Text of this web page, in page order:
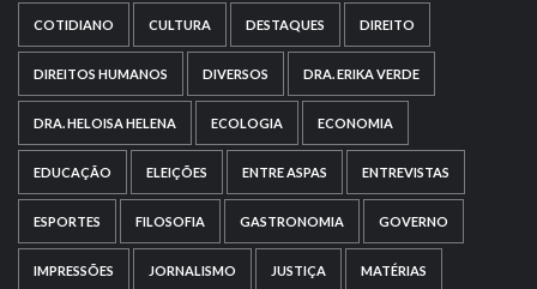
COTIDIANO CULTURA DESTAQUES DIREITO
DIREITOS HUMANOS DIVERSOS DRA. ERIKA VERDE
DRA. HELOISA HELENA ECOLOGIA ECONOMIA
EDUCAÇÃO ELEIÇÕES ENTRE ASPAS ENTREVISTAS
ESPORTES FILOSOFIA GASTRONOMIA GOVERNO
IMPRESSÕES JORNALISMO JUSTIÇA MATÉRIAS